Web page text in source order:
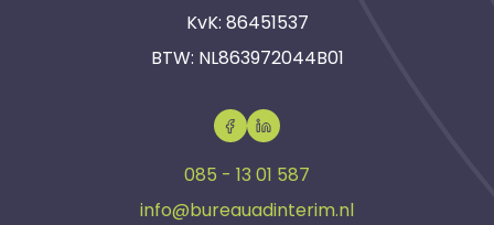
KvK: 86451537
BTW: NL863972044B01
085 - 13 01 587
info@bureauadinterim.nl